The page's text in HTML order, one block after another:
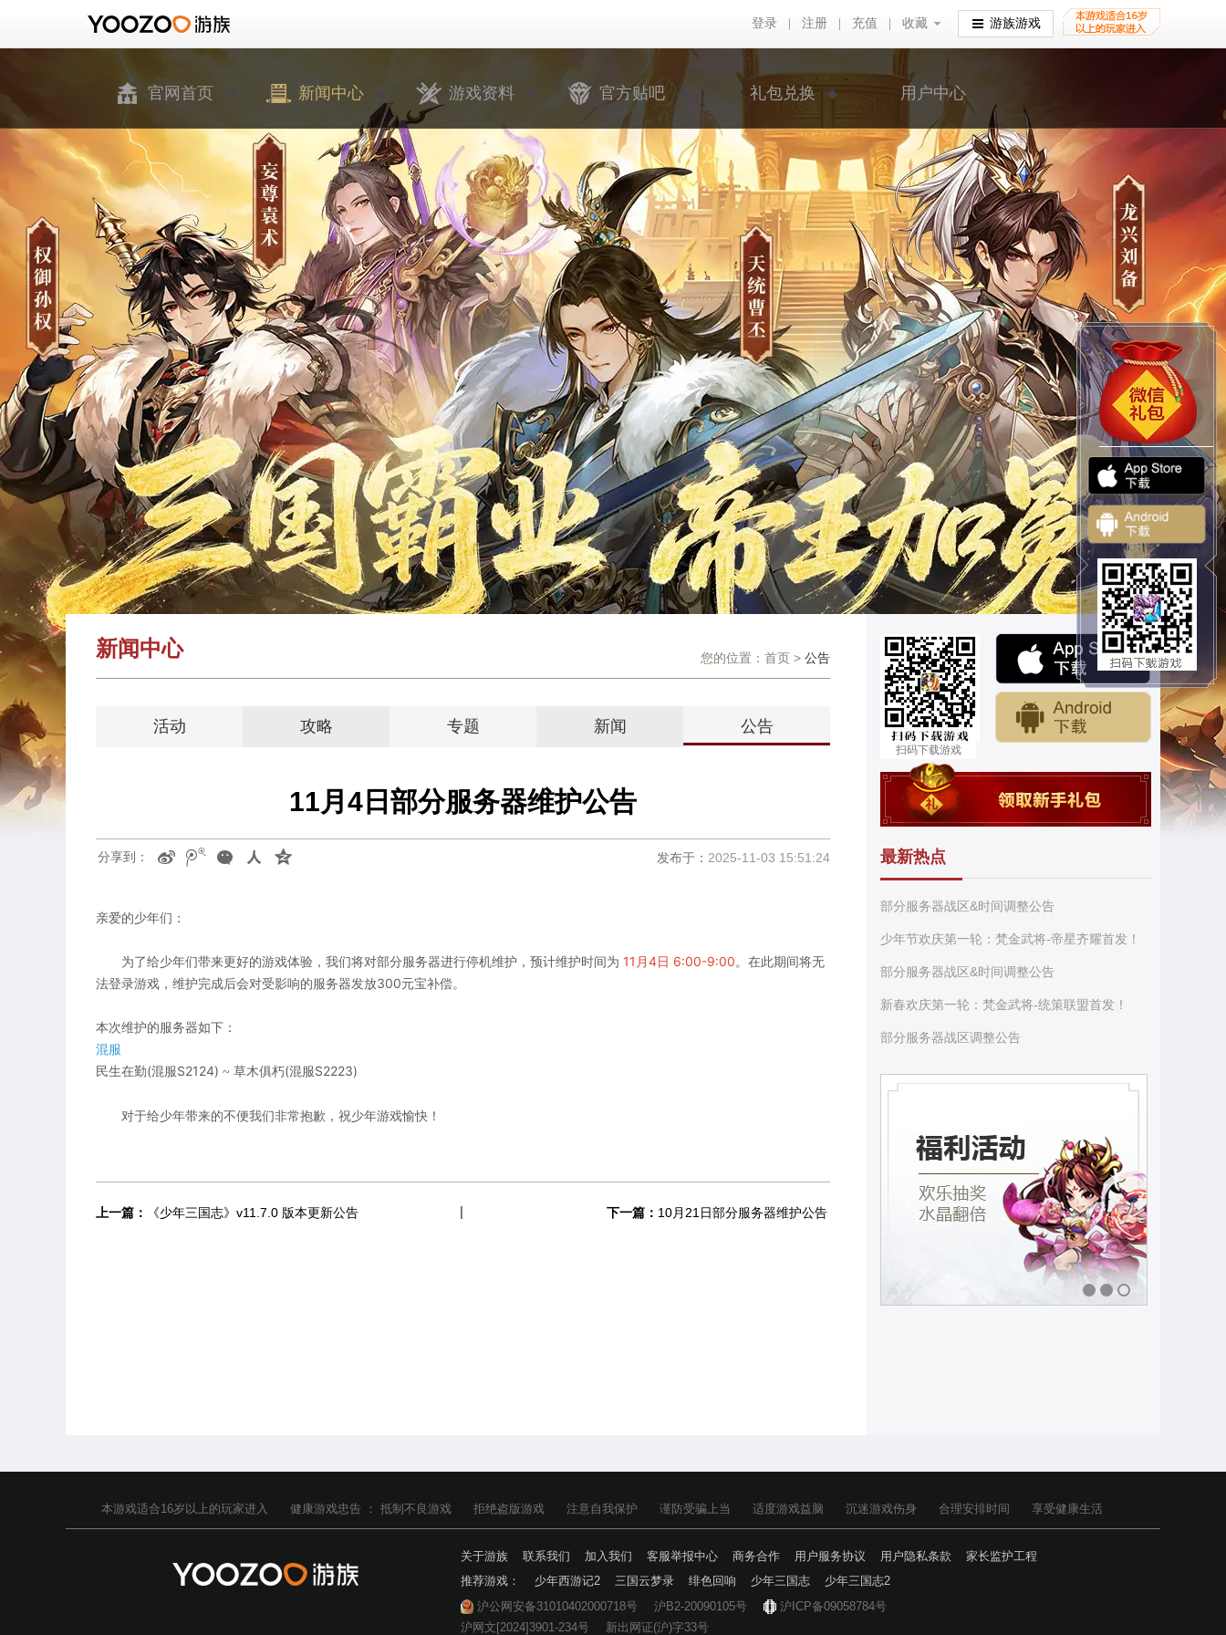
登录 注册 充值 收藏
收藏 游族游戏
官网首页 新闻中心 游戏资料 官方贴吧 礼包兑换 用户中心
新闻中心 您的位置： 首页 > 公告
活动 攻略 专题 新闻 公告
11月4日部分服务器维护公告
发布于： 2025-11-03 15:51:24
分享到：
亲爱的少年们：
为了给少年们带来更好的游戏体验，我们将对部分服务器进行停机维护，预计维护时间为 11月4日 6:00-9:00。在此期间将无
法登录游戏，维护完成后会对受影响的服务器发放300元宝补偿。
本次维护的服务器如下：
混服
民生在勤(混服S2124) ~ 草木俱朽(混服S2223)
对于给少年带来的不便我们非常抱歉，祝少年游戏愉快！
上一篇： 《少年三国志》v11.7.0 版本更新公告 下一篇： 10月21日部分服务器维护公告
扫码下载游戏
最新热点
部分服务器战区&时间调整公告
少年节欢庆第一轮：梵金武将-帝星齐耀首发！
部分服务器战区&时间调整公告
新春欢庆第一轮：梵金武将-统策联盟首发！
部分服务器战区调整公告
本游戏适合16岁以上的玩家进入 健康游戏忠告 ： 抵制不良游戏 拒绝盗版游戏 注意自我保护 谨防受骗上当 适度游戏益脑 沉迷游戏伤身 合理安排时间 享受健康生活
关于游族 联系我们 加入我们 客服举报中心 商务合作 用户服务协议 用户隐私条款
家长监护工程
推荐游戏：
少年西游记2 三国云梦录 绯色回响 少年三国志
少年三国志2
沪公网安备31010402000718号
沪B2-20090105号
沪ICP备09058784号
沪网文[2024]3901-234号
新出网证(沪)字33号